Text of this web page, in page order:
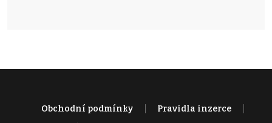
Obchodní podmínky
Pravidla inzerce